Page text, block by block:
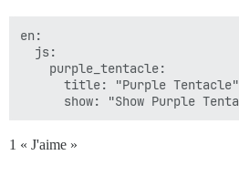
en:
  js:
    purple_tentacle:
      title: "Purple Tentacle"
1 « J'aime »